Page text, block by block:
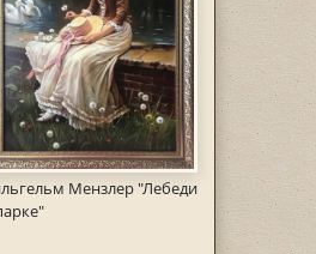
Мензлер "Лебеди